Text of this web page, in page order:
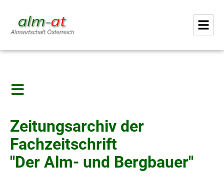
Zeitungsarchiv der
Fachzeitschrift
"Der Alm- und Bergbauer"